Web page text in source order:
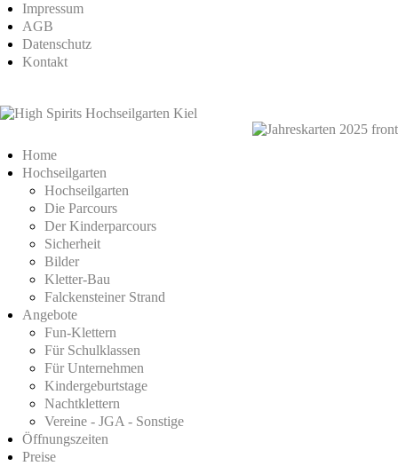
Impressum
AGB
Datenschutz
Kontakt
Home
Hochseilgarten
Hochseilgarten
Die Parcours
Der Kinderparcours
Sicherheit
Bilder
Kletter-Bau
Falckensteiner Strand
Angebote
Fun-Klettern
Für Schulklassen
Für Unternehmen
Kindergeburtstage
Nachtklettern
Vereine - JGA - Sonstige
Öffnungszeiten
Preise